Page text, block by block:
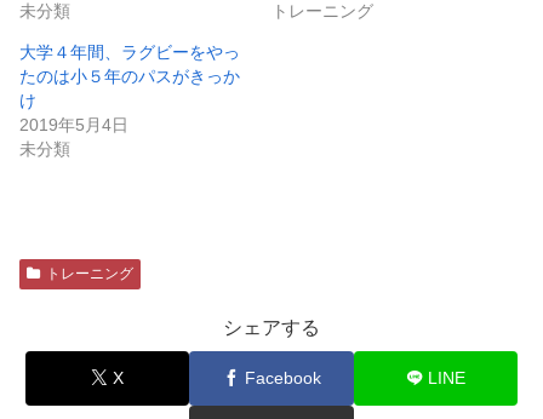
未分類
トレーニング
大学４年間、ラグビーをやっ
たのは小５年のパスがきっか
け
2019年5月4日
未分類
トレーニング
シェアする
X Facebook LINE